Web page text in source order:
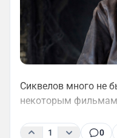
Сиквелов много не
некоторым
1 0